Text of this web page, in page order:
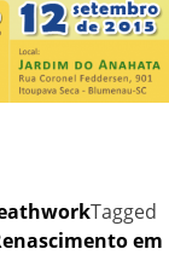
Tagged
em